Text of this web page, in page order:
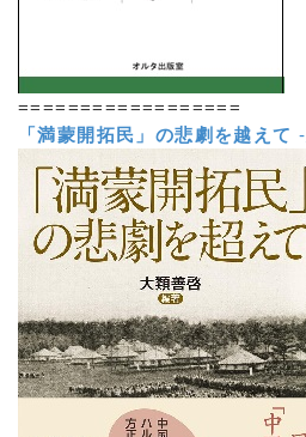
==================
「満蒙開拓民」の悲劇を越えて -